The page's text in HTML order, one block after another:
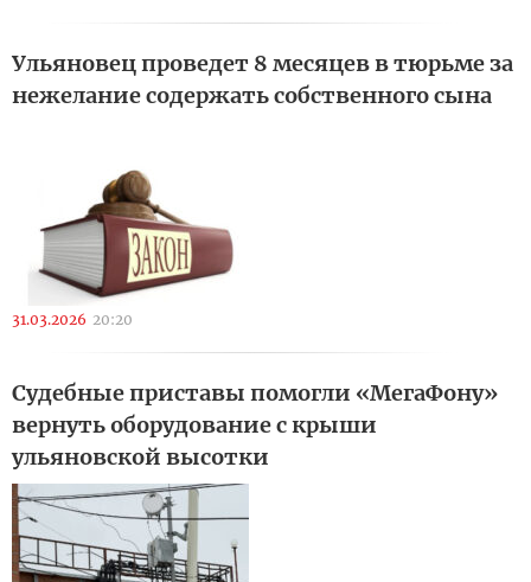
Ульяновец проведет 8 месяцев в тюрьме за
нежелание содержать собственного сына
31.03.2026 20:20
Судебные приставы помогли «МегаФону»
вернуть оборудование с крыши
ульяновской высотки